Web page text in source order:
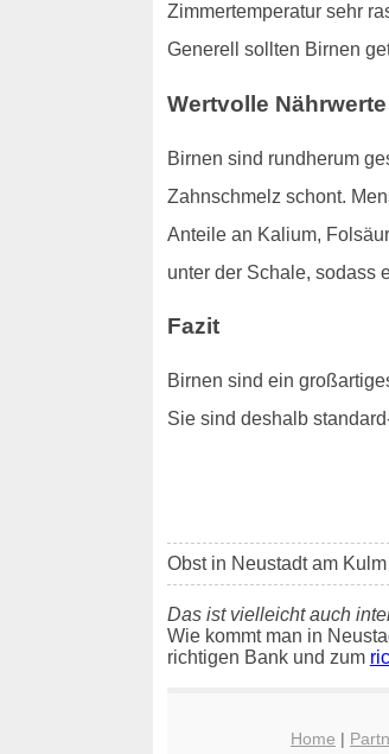
Zimmertemperatur sehr
Generell sollten Birnen
Wertvolle
Birnen sind rundherum
Zahnschmelz schont.
Anteile an Kalium,
unter der Schale, sodass
Fazit
Birnen sind ein
Sie sind deshalb
Obst in Neustadt am Kulm
Das ist vielleicht auch
Wie kommt man in
richtigen Bank und zum
Home |